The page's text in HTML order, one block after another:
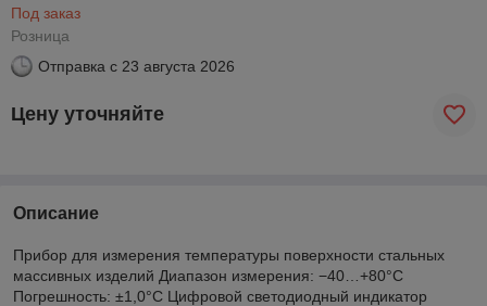
Под заказ
Розница
Отправка с 23 августа 2026
Цену уточняйте
Описание
Прибор для измерения температуры поверхности стальных
массивных изделий Диапазон измерения: −40…+80°С
Погрешность: ±1,0°C Цифровой светодиодный индикатор